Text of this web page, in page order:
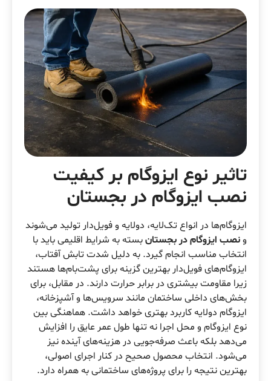
تاثیر نوع ایزوگام بر کیفیت
نصب ایزوگام در بجستان
ایزوگام‌ها در انواع تک‌لایه، دولایه و فویل‌دار تولید می‌شوند
ونصب ایزوگام در بجستانبسته به شرایط اقلیمی باید با
انتخاب مناسب انجام گیرد. به دلیل شدت تابش آفتاب،
ایزوگام‌های فویل‌دار بهترین گزینه برای پشت‌بام‌ها هستند
زیرا مقاومت بیشتری در برابر حرارت دارند. در مقابل، برای
بخش‌های داخلی ساختمان مانند سرویس‌ها و آشپزخانه،
ایزوگام دولایه کاربرد بهتری خواهد داشت. هماهنگی بین
نوع ایزوگام و محل اجرا نه تنها طول عمر عایق را افزایش
می‌دهد بلکه باعث صرفه‌جویی در هزینه‌های آینده نیز
می‌شود. انتخاب محصول صحیح در کنار اجرای اصولی،
بهترین نتیجه را برای پروژه‌های ساختمانی به همراه دارد.